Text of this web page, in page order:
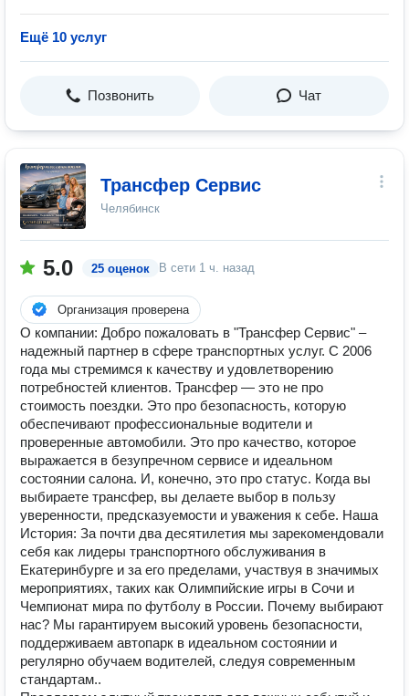
Ещё 10 услуг
Позвонить Чат
Трансфер Сервис
Челябинск
5.0 25 оценок В сети 1 ч. назад
Организация проверена
О компании: Добро пожаловать в "Трансфер Сервис" –
надежный партнер в сфере транспортных услуг. С 2006
года мы стремимся к качеству и удовлетворению
потребностей клиентов. Трансфер — это не про
стоимость поездки. Это про безопасность, которую
обеспечивают профессиональные водители и
проверенные автомобили. Это про качество, которое
выражается в безупречном сервисе и идеальном
состоянии салона. И, конечно, это про статус. Когда вы
выбираете трансфер, вы делаете выбор в пользу
уверенности, предсказуемости и уважения к себе. Наша
История: За почти два десятилетия мы зарекомендовали
себя как лидеры транспортного обслуживания в
Екатеринбурге и за его пределами, участвуя в значимых
мероприятиях, таких как Олимпийские игры в Сочи и
Чемпионат мира по футболу в России. Почему выбирают
нас? Мы гарантируем высокий уровень безопасности,
поддерживаем автопарк в идеальном состоянии и
регулярно обучаем водителей, следуя современным
стандартам..